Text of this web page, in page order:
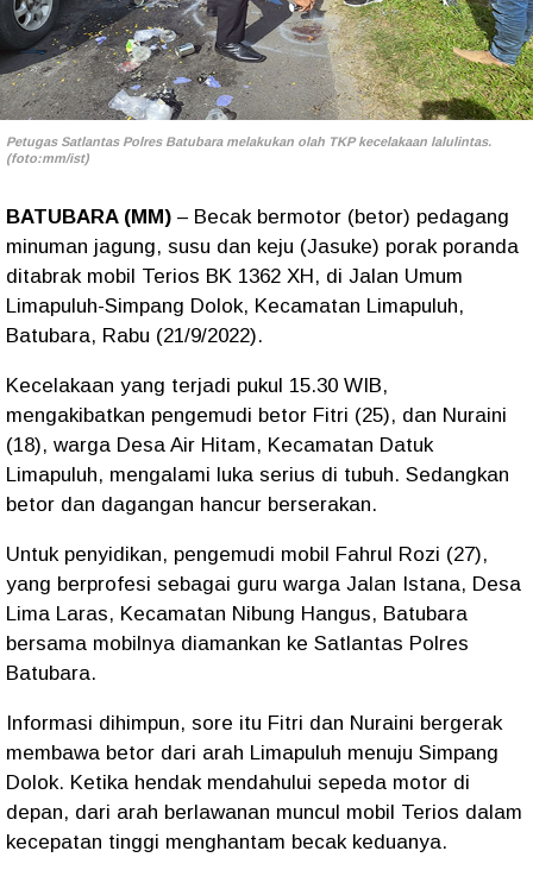
Petugas Satlantas Polres Batubara melakukan olah TKP kecelakaan lalulintas.
(foto:mm/ist)
BATUBARA (MM) – Becak bermotor (betor) pedagang
minuman jagung, susu dan keju (Jasuke) porak poranda
ditabrak mobil Terios BK 1362 XH, di Jalan Umum
Limapuluh-Simpang Dolok, Kecamatan Limapuluh,
Batubara, Rabu (21/9/2022).
Kecelakaan yang terjadi pukul 15.30 WIB,
mengakibatkan pengemudi betor Fitri (25), dan Nuraini
(18), warga Desa Air Hitam, Kecamatan Datuk
Limapuluh, mengalami luka serius di tubuh. Sedangkan
betor dan dagangan hancur berserakan.
Untuk penyidikan, pengemudi mobil Fahrul Rozi (27),
yang berprofesi sebagai guru warga Jalan Istana, Desa
Lima Laras, Kecamatan Nibung Hangus, Batubara
bersama mobilnya diamankan ke Satlantas Polres
Batubara.
Informasi dihimpun, sore itu Fitri dan Nuraini bergerak
membawa betor dari arah Limapuluh menuju Simpang
Dolok. Ketika hendak mendahului sepeda motor di
depan, dari arah berlawanan muncul mobil Terios dalam
kecepatan tinggi menghantam becak keduanya.